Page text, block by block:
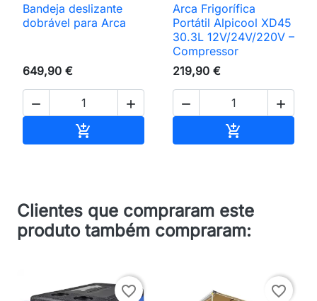
Bandeja deslizante
dobrável para Arca
649,90 €
 

Arca Frigorífica
Portátil Alpicool XD45
30.3L 12V/24V/220V –
Compressor
219,90 €
 

Clientes que compraram este
produto também compraram:
favorite_border favorite_border